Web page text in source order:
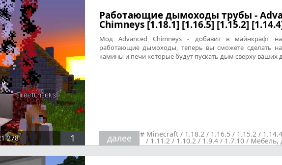
278 1
Работающие дымоходы трубы -
Chimneys [1.18.1] [1.16.5] [1.15.2]
Мод Advanced Chimneys - добавит в майнкрафт
работающие дымоходы, теперь вы сможете сделать
камины и печи которые будут пускать дым сверху ваших
далее # Minecraft/ 1.18.2/ 1.16.5 / 1.15.2/ 1.14.4
/ 1.11.2 / 1.10.2 / 1.9.4 / 1.7.10 / Мебель,
техника/Реалистичность